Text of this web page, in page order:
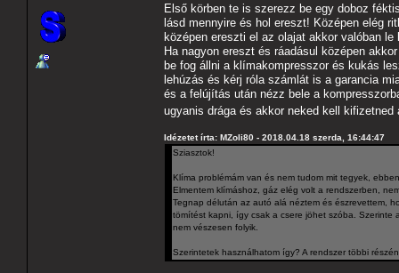
Első körben te is szerezz be egy doboz
lásd mennyire és hol ereszt! Középen elég
középen ereszti el az olajat akkor valóban
Ha nagyon ereszt és ráadásul középen
be fog állni a klímakompresszor és kukás
lehúzás és kérj róla számlát is a garancia
és a felújítás után nézz bele a
ugyanis drága és akkor neked kell
Idézetet írta: MZoli80 - 2018.04.18 szerda, 16:44:47
Sziasztok!
Klíma problémám van és nem tudom mit tegyek,
Elmentem klímáshoz, gáz elég volt a rendszerben,
Tegnap délután az autó alá néztem és észrevettem,
tömítést kapni, így csak a csere jöhet szóba. Szerinte
nem vészesen folyik.
Szerintetek használhatom így? A rendszer többi